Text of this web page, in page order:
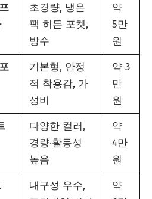
초경량, 냉온
팩 히든 포켓,
방수
약
5만
원
기본형, 안정
적 착용감, 가
성비
약 3
만
원
다양한 컬러,
경량·활동성
높음
약
4만
원
내구성 우수,
약